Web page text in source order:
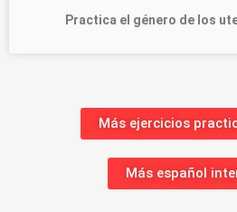
Practica el género de los
Más ejercicios
Más español